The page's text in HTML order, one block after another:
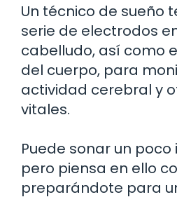
Un técnico de sueño
serie de electrodos
cabelludo, así como
del cuerpo, para
actividad cerebral y
vitales.
Puede sonar un
pero piensa en ello
preparándote para